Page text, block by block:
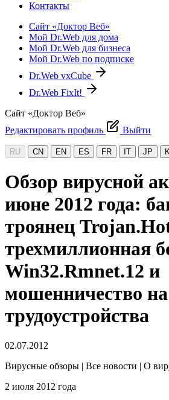
Контакты
Сайт «Доктор Веб»
Мой Dr.Web для дома
Мой Dr.Web для бизнеса
Мой Dr.Web по подписке
Dr.Web vxCube
Dr.Web FixIt!
Сайт «Доктор Веб»
Редактировать профиль
Выйти
RU CN EN ES FR IT JP
Обзор вирусной
июне 2012 года:
троянец
трехмиллионная
Win32.Rmnet.12 и
мошенничество
трудоустройства
02.07.2012
Вирусные обзоры | Все новости | О
2 июля 2012 года